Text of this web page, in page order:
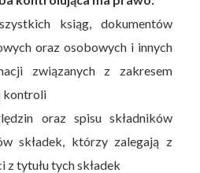
ksiąg, dokumentów
oraz osobowych i innych
związanych z zakresem
kontroli
oraz spisu składników
składek, którzy zalegają z
z tytułu tych składek